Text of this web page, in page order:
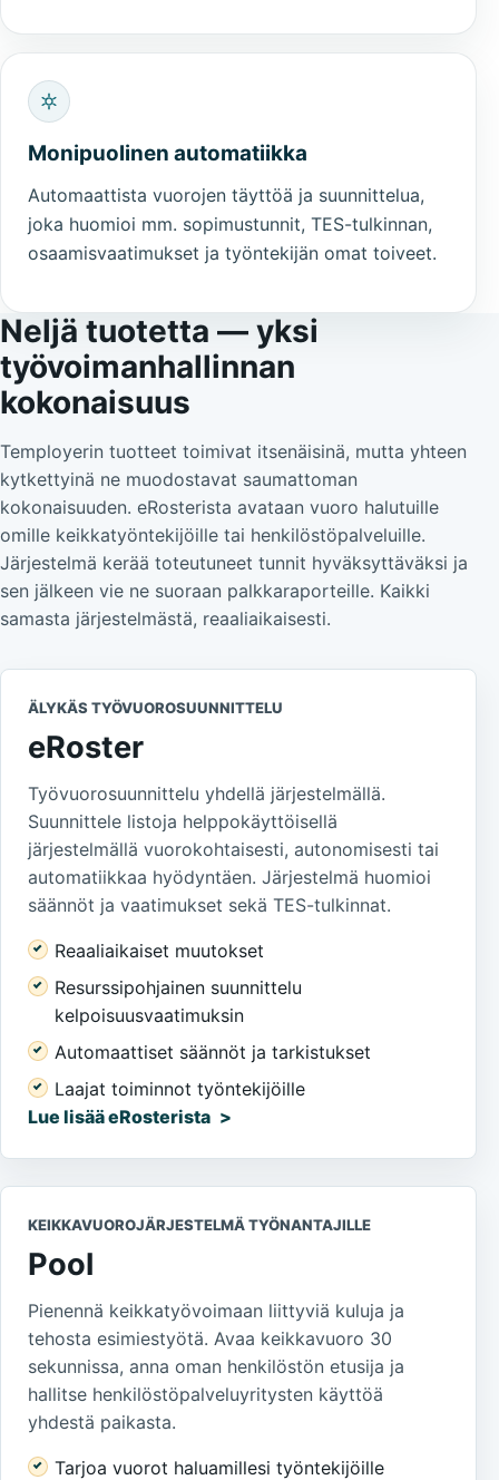
Monipuolinen automatiikka
Automaattista vuorojen täyttöä ja suunnittelua,
joka huomioi mm. sopimustunnit, TES-tulkinnan,
osaamisvaatimukset ja työntekijän omat toiveet.
Neljä tuotetta — yksi
työvoimanhallinnan
kokonaisuus
Temployerin tuotteet toimivat itsenäisinä, mutta yhteen
kytkettyinä ne muodostavat saumattoman
kokonaisuuden. eRosterista avataan vuoro halutuille
omille keikkatyöntekijöille tai henkilöstöpalveluille.
Järjestelmä kerää toteutuneet tunnit hyväksyttäväksi ja
sen jälkeen vie ne suoraan palkkaraporteille. Kaikki
samasta järjestelmästä, reaaliaikaisesti.
ÄLYKÄS TYÖVUOROSUUNNITTELU
eRoster
Työvuorosuunnittelu yhdellä järjestelmällä.
Suunnittele listoja helppokäyttöisellä
järjestelmällä vuorokohtaisesti, autonomisesti tai
automatiikkaa hyödyntäen. Järjestelmä huomioi
säännöt ja vaatimukset sekä TES-tulkinnat.
Reaaliaikaiset muutokset
Resurssipohjainen suunnittelu
kelpoisuusvaatimuksin
Automaattiset säännöt ja tarkistukset
Laajat toiminnot työntekijöille
Lue lisää eRosterista
KEIKKAVUOROJÄRJESTELMÄ TYÖNANTAJILLE
Pool
Pienennä keikkatyövoimaan liittyviä kuluja ja
tehosta esimiestyötä. Avaa keikkavuoro 30
sekunnissa, anna oman henkilöstön etusija ja
hallitse henkilöstöpalveluyritysten käyttöä
yhdestä paikasta.
Tarjoa vuorot haluamillesi työntekijöille